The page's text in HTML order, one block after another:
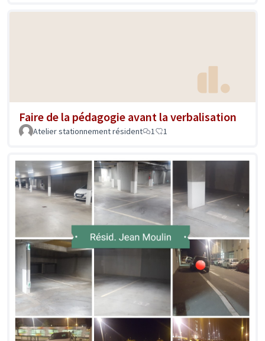
Faire de la pédagogie avant la verbalisation
Atelier stationnement résident 1 1